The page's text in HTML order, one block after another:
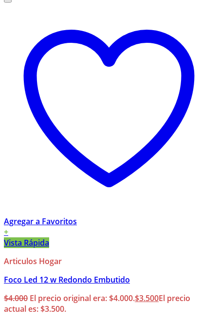
Agregar a Favoritos
+
Vista Rápida
Articulos Hogar
Foco Led 12 w Redondo Embutido
$4.000 El precio original era: $4.000.$3.500El precio
actual es: $3.500.